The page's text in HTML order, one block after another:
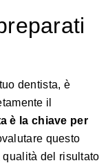
dentista, è
il
è la chiave per
questo
del risultato